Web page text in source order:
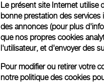
Le présent site Internet utilise
bonne prestation des
des annonces (pour plus
que nos propres cookies
l'utilisateur, et d'envoyer des
Pour modifier ou retirer votre
notre politique des cookies